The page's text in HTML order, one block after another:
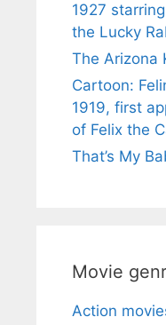
1927
the Lucky
The Arizona
Cartoon:
1919, first
of Felix the
That’s My
Movie
Action